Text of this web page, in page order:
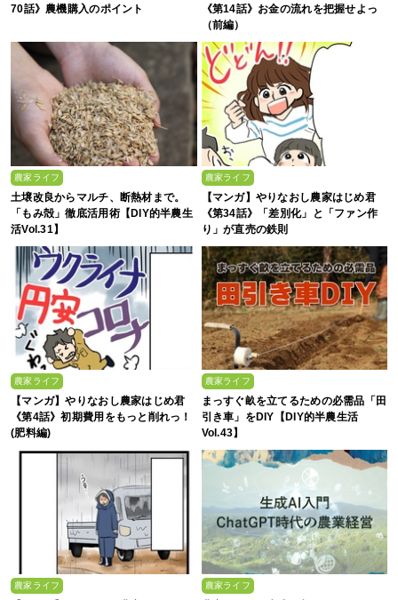
70話》農機購入のポイント
《第14話》お金の流れを把握せよっ
（前編）
農家ライフ
土壌改良からマルチ、断熱材まで。
「もみ殻」徹底活用術【DIY的半農生
活Vol.31】
農家ライフ
【マンガ】やりなおし農家はじめ君
《第34話》「差別化」と「ファン作
り」が直売の鉄則
農家ライフ
【マンガ】やりなおし農家はじめ君
《第4話》初期費用をもっと削れっ！
(肥料編)
農家ライフ
まっすぐ畝を立てるための必需品「田
引き車」をDIY【DIY的半農生活
Vol.43】
農家ライフ 農家ライフ